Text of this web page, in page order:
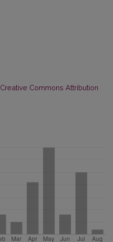
Creative Commons Attribution